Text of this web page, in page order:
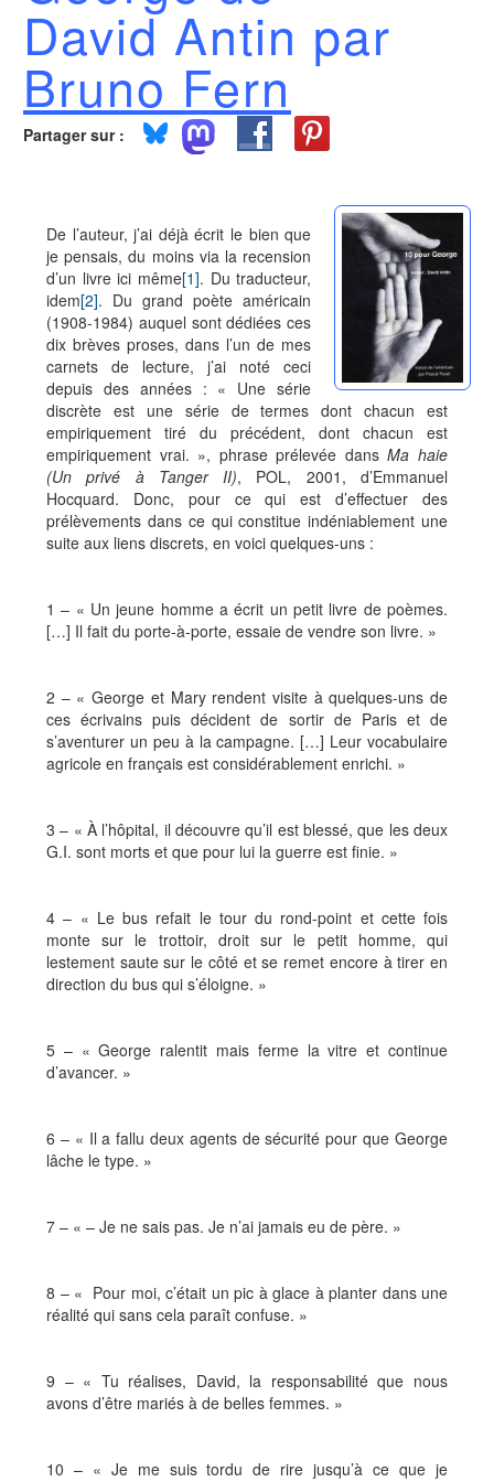
David Antin par
Bruno Fern
Partager sur :
De l’auteur, j’ai déjà écrit le bien que
je pensais, du moins via la recension
d’un livre ici même[1]. Du traducteur,
idem[2]. Du grand poète américain
(1908-1984) auquel sont dédiées ces
dix brèves proses, dans l’un de mes
carnets de lecture, j’ai noté ceci
depuis des années : « Une série
discrète est une série de termes dont chacun est
empiriquement tiré du précédent, dont chacun est
empiriquement vrai. », phrase prélevée dansMa haie
(Un privé à Tanger II), POL, 2001, d’Emmanuel
Hocquard. Donc, pour ce qui est d’effectuer des
prélèvements dans ce qui constitue indéniablement une
suite aux liens discrets, en voici quelques-uns :
1 – « Un jeune homme a écrit un petit livre de poèmes.
[…] Il fait du porte-à-porte, essaie de vendre son livre. »
2 – « George et Mary rendent visite à quelques-uns de
ces écrivains puis décident de sortir de Paris et de
s’aventurer un peu à la campagne. […] Leur vocabulaire
agricole en français est considérablement enrichi. »
3 – « À l’hôpital, il découvre qu’il est blessé, que les deux
G.I. sont morts et que pour lui la guerre est finie. »
4 – « Le bus refait le tour du rond-point et cette fois
monte sur le trottoir, droit sur le petit homme, qui
lestement saute sur le côté et se remet encore à tirer en
direction du bus qui s’éloigne. »
5 – « George ralentit mais ferme la vitre et continue
d’avancer. »
6 – « Il a fallu deux agents de sécurité pour que George
lâche le type. »
7 – « – Je ne sais pas. Je n’ai jamais eu de père. »
8 – « Pour moi, c’était un pic à glace à planter dans une
réalité qui sans cela paraît confuse. »
9 – « Tu réalises, David, la responsabilité que nous
avons d’être mariés à de belles femmes. »
10 – « Je me suis tordu de rire jusqu’à ce que je